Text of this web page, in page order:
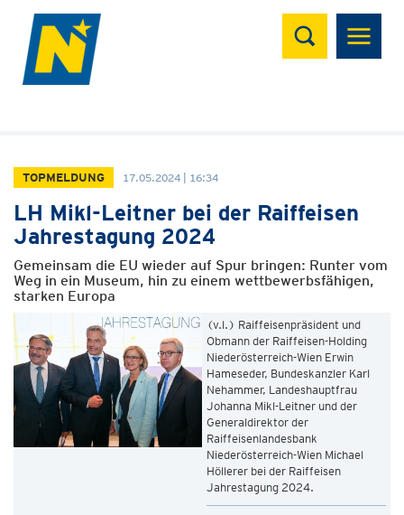
Suchen
TOPMELDUNG 17.05.2024 | 16:34
LH Mikl-Leitner bei der Raiffeisen
Jahrestagung 2024
Gemeinsam die EU wieder auf Spur bringen: Runter vom
Weg in ein Museum, hin zu einem wettbewerbsfähigen,
starken Europa
(v.l.) Raiffeisenpräsident und
Obmann der Raiffeisen-Holding
Niederösterreich-Wien Erwin
Hameseder, Bundeskanzler Karl
Nehammer, Landeshauptfrau
Johanna Mikl-Leitner und der
Generaldirektor der
Raiffeisenlandesbank
Niederösterreich-Wien Michael
Höllerer bei der Raiffeisen
Jahrestagung 2024.